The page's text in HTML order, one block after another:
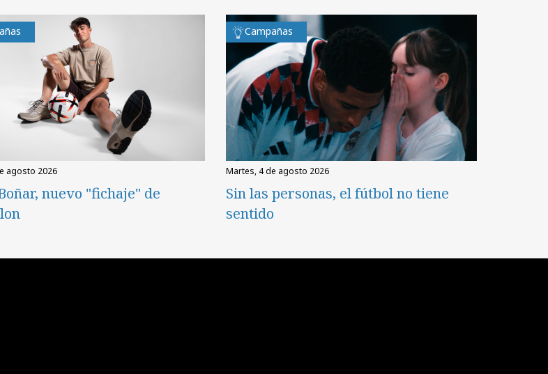
agosto 2026
nuevo "fichaje" de
Campañas
martes, 4 de agosto 2026
Sin las personas, el fútbol no tiene
sentido